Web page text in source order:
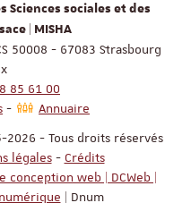
sociales et des
| MISHA
50008 - 67083 Strasbourg
85 61 00
Annuaire
2026 - Tous droits réservés
légales- Crédits
conception web | DCWeb |
| Dnum